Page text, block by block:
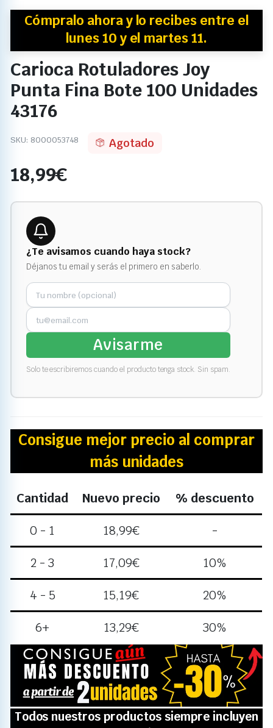
Cómpralo ahora y lo recibes entre el
lunes 10 y el martes 11.
Carioca Rotuladores Joy
Punta Fina Bote 100 Unidades
43176
SKU: 8000053748 Agotado
18,99€
¿Te avisamos cuando haya stock?
Déjanos tu email y serás el primero en saberlo.
Avisarme
Solo te escribiremos cuando el producto tenga stock. Sin spam.
Consigue mejor precio al comprar
más unidades
Cantidad Nuevo precio % descuento
0 - 1 18,99€ -
2 - 3 17,09€ 10%
4 - 5 15,19€ 20%
6+ 13,29€ 30%